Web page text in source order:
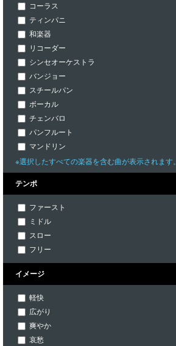
コーラス
ティンパニ
和楽器
リコーダー
シンセオーケストラ
バンジョー
スチールパン
ボーカル
チェンバロ
パンフルート
マンドリン
※選択したすべての楽器を含む曲が表示されます。
テンポ
ファースト
ミドル
スロー
フリー
イメージ
軽快
広がり
爽やか
哀愁